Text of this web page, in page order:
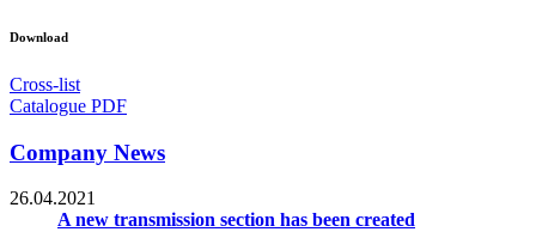
Download
Cross-list
Catalogue PDF
Company News
26.04.2021
A new transmission section has been created